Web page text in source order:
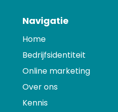
Navigatie
Home
Bedrijfsidentiteit
Online marketing
Over ons
Kennis